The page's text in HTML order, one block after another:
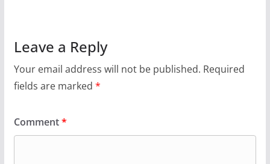
Leave a Reply
Your email address will not be published. Required
fields are marked *
Comment*